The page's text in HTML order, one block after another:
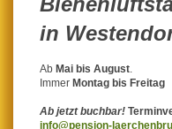
in
Ab Mai bis August.
ImmerMontag bis Freitag
Ab jetzt buchbar!
info@pension-